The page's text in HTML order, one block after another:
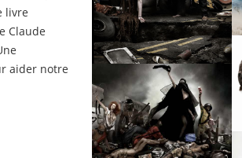
livre
Claude
aider notre